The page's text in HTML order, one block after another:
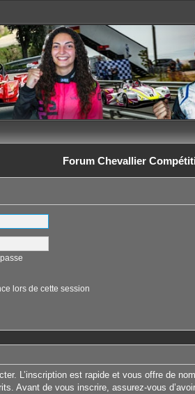
Forum Chevallier
lors de cette session
L’inscription est rapide et vous offre de
Avant de vous inscrire, assurez-vous